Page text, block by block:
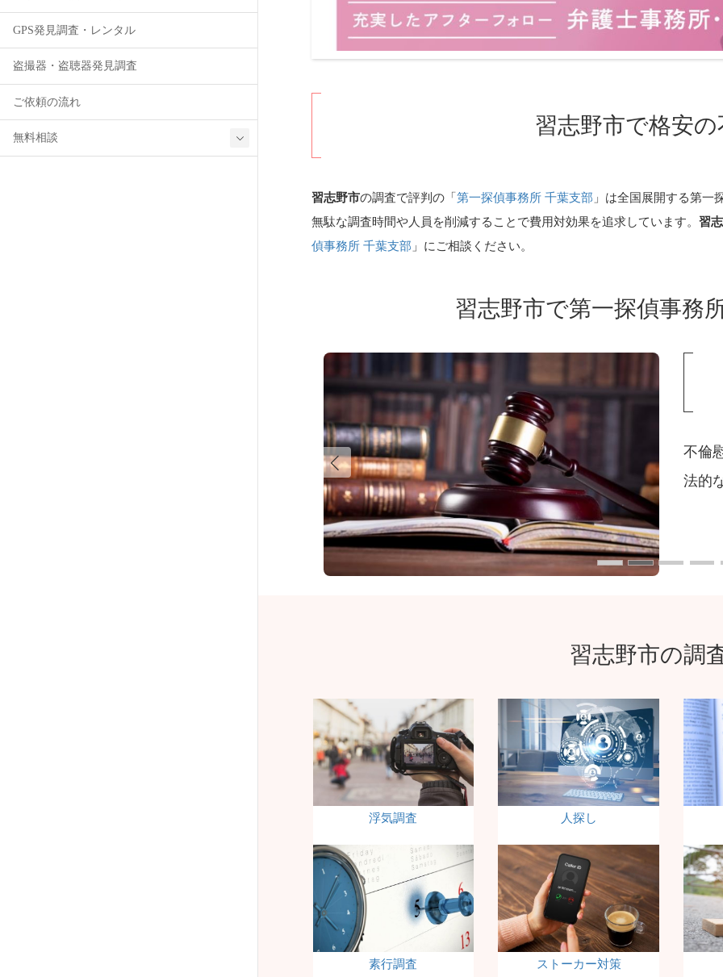
GPS発見調査・レンタル
盗撮器・盗聴器発見調査
ご依頼の流れ
無料相談
習志野市で格安
習志野市の調査で評判の「第一探偵事務所 千葉支部 」は全国展開する第一
無駄な調査時間や人員を削減することで費用対効果を追求しています。習
偵事務所 千葉支部 」にご相談ください。
習志野市で第一探偵事務
事務
格安
習志野市の調
浮気調査 人探し
素行調査 ストーカー対策